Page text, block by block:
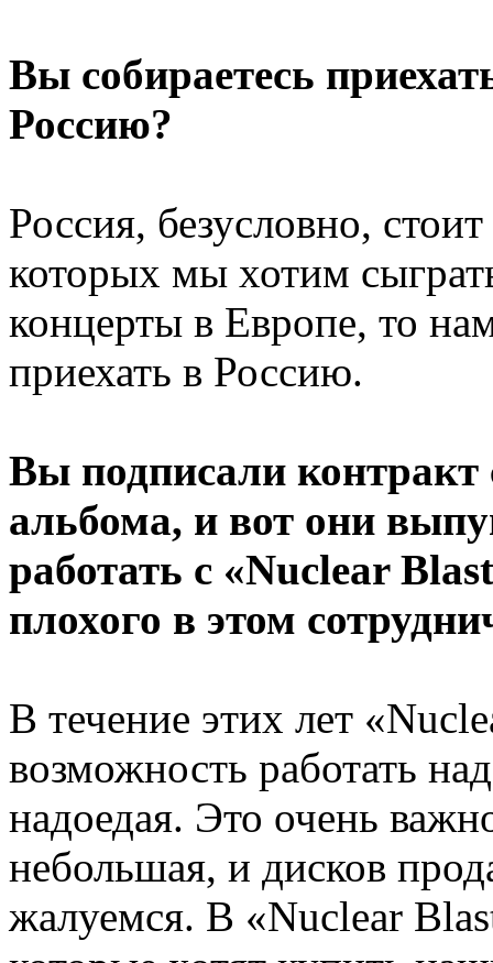
Вы собираетесь
Россию?
Россия, безусловно,
которых мы хотим
концерты в Европе, то
приехать в Россию.
Вы подписали контракт
альбома, и вот они
работать с «Nuclear
плохого в этом
В течение этих лет
возможность работать
надоедая. Это очень
небольшая, и дисков
жалуемся. В «Nuclear